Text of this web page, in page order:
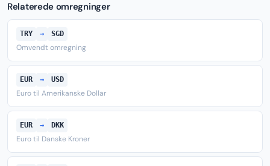
Relaterede omregninger
TRY → SGD
Omvendt omregning
EUR → USD
Euro til Amerikanske Dollar
EUR → DKK
Euro til Danske Kroner